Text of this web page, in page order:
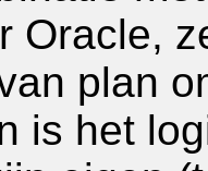
Oracle,
plan
is het